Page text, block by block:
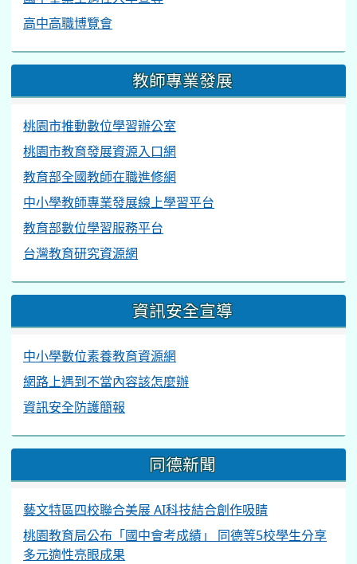
高中高職博覽會
教師專業發展
桃園市推動數位學習辦公室
桃園市教育發展資源入口網
教育部全國教師在職進修網
中小學教師專業發展線上學習平台
教育部數位學習服務平台
台灣教育研究資源網
資訊安全宣導
中小學數位素養教育資源網
網路上遇到不當內容該怎麼辦
資訊安全防護簡報
同德新聞
藝文特區四校聯合美展 AI科技結合創作吸睛
桃園教育局公布「國中會考成績」 同德等5校學生分享
多元適性亮眼成果